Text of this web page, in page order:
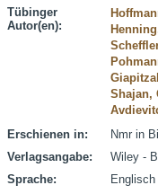
Tübinger
Autor(en):
Shajan,
Erschienen in:
Nmr in
Verlagsangabe:
Wiley -
Sprache:
Englisch